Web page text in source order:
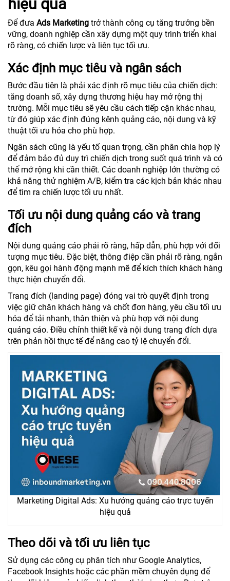
hiệu quả
Để đưa Ads Marketing trở thành công cụ tăng trưởng bền
vững, doanh nghiệp cần xây dựng một quy trình triển khai
rõ ràng, có chiến lược và liên tục tối ưu.
Xác định mục tiêu và ngân sách
Bước đầu tiên là phải xác định rõ mục tiêu của chiến dịch:
tăng doanh số, xây dựng thương hiệu hay mở rộng thị
trường. Mỗi mục tiêu sẽ yêu cầu cách tiếp cận khác nhau,
từ đó giúp xác định đúng kênh quảng cáo, nội dung và kỹ
thuật tối ưu hóa cho phù hợp.
Ngân sách cũng là yếu tố quan trọng, cần phân chia hợp lý
để đảm bảo đủ duy trì chiến dịch trong suốt quá trình và có
thể mở rộng khi cần thiết. Các doanh nghiệp lớn thường có
khả năng thử nghiệm A/B, kiểm tra các kịch bản khác nhau
để tìm ra chiến lược tối ưu nhất.
Tối ưu nội dung quảng cáo và trang
đích
Nội dung quảng cáo phải rõ ràng, hấp dẫn, phù hợp với đối
tượng mục tiêu. Đặc biệt, thông điệp cần phải rõ ràng, ngắn
gọn, kêu gọi hành động mạnh mẽ để kích thích khách hàng
thực hiện chuyển đổi.
Trang đích (landing page) đóng vai trò quyết định trong
việc giữ chân khách hàng và chốt đơn hàng, yêu cầu tối ưu
hóa để tải nhanh, thân thiện và phù hợp với nội dung
quảng cáo. Điều chỉnh thiết kế và nội dung trang đích dựa
trên phản hồi thực tế để nâng cao tỷ lệ chuyển đổi.
Marketing Digital Ads: Xu hướng quảng cáo trực tuyến
hiệu quả
Theo dõi và tối ưu liên tục
Sử dụng các công cụ phân tích như Google Analytics,
Facebook Insights hoặc các phần mềm chuyên dụng để